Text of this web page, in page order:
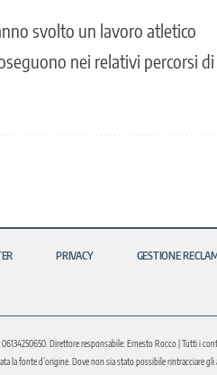
svolto un lavoro atletico
nei relativi percorsi di
PRIVACY GESTIONE
Direttore responsabile: Ernesto Rocco | Tutti i
la fonte d’origine. Dove non sia stato possibile rintracciare